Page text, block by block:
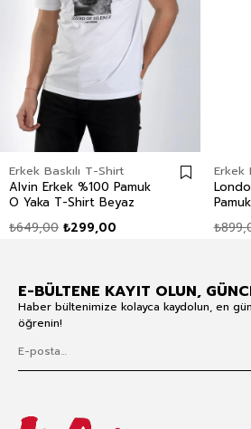
Erkek Baskılı T-Shirt
Alvin Erkek %100 Pamuk
O Yaka T-Shirt Beyaz
₺299,00
₺649,00
Erkek
E-BÜLTENE KAYIT OLUN,
Haber bültenimize kolayca kaydolun, en
öğrenin!